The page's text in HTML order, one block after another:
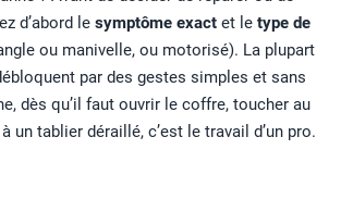
d’abord le symptôme exact et le type de
ou manivelle, ou motorisé). La plupart
par des gestes simples et sans
dès qu’il faut ouvrir le coffre, toucher au
un tablier déraillé, c’est le travail d’un pro.